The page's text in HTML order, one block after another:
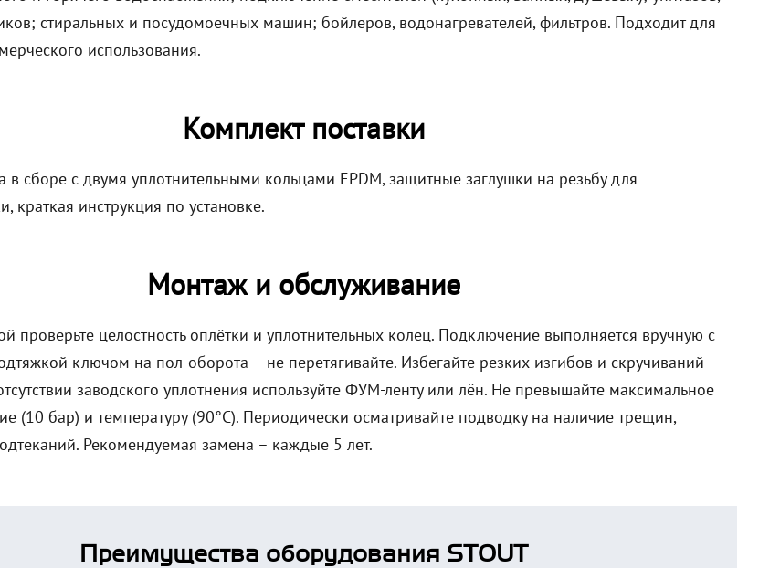
стиральных и посудомоечных машин; бойлеров, водонагревателей, фильтров. Подходит для
использования.
Комплект поставки
в сборе с двумя уплотнительными кольцами EPDM, защитные заглушки на резьбу для
краткая инструкция по установке.
Монтаж и обслуживание
проверьте целостность оплётки и уплотнительных колец. Подключение выполняется вручную с
ключом на пол-оборота – не перетягивайте. Избегайте резких изгибов и скручиваний
заводского уплотнения используйте ФУМ-ленту или лён. Не превышайте максимальное
(10 бар) и температуру (90°C). Периодически осматривайте подводку на наличие трещин,
Рекомендуемая замена – каждые 5 лет.
Преимущества оборудования STOUT